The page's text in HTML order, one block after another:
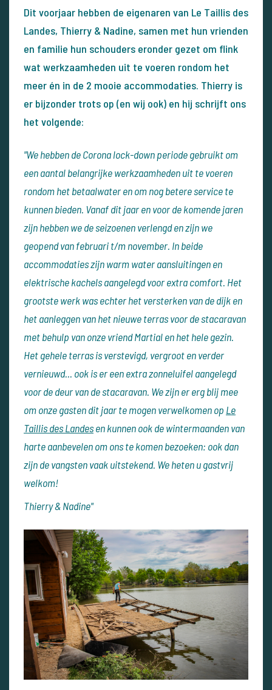
Dit voorjaar hebben de eigenaren van Le Taillis des
Landes, Thierry & Nadine, samen met hun vrienden
en familie hun schouders eronder gezet om flink
wat werkzaamheden uit te voeren rondom het
meer én in de 2 mooie accommodaties. Thierry is
er bijzonder trots op (en wij ook) en hij schrijft ons
het volgende:
"We hebben de Corona lock-down periode gebruikt om
een ​​aantal belangrijke werkzaamheden uit te voeren
rondom het betaalwater en om nog betere service te
kunnen bieden. Vanaf dit jaar en voor de komende jaren
zijn hebben we de seizoenen verlengd en zijn we
geopend van februari t/m november. In beide
accommodaties zijn warm water aansluitingen en
elektrische kachels aangelegd voor extra comfort. Het
grootste werk was echter het versterken van de dijk en
het aanleggen van het nieuwe terras voor de stacaravan
met behulp van onze vriend Martial en het hele gezin.
Het gehele terras is verstevigd, vergroot en verder
vernieuwd... ook is er een extra zonneluifel aangelegd
voor de deur van de stacaravan. We zijn er erg blij mee
om onze gasten dit jaar te mogen verwelkomen op Le
Taillis des Landesen kunnen ook de wintermaanden van
harte aanbevelen om ons te komen bezoeken: ook dan
zijn de vangsten vaak uitstekend. We heten u gastvrij
welkom!
Thierry & Nadine"